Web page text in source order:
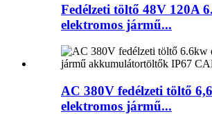
Fedélzeti töltő 48V 120A
elektromos jármű...
AC 380V fedélzeti töltő
elektromos jármű...